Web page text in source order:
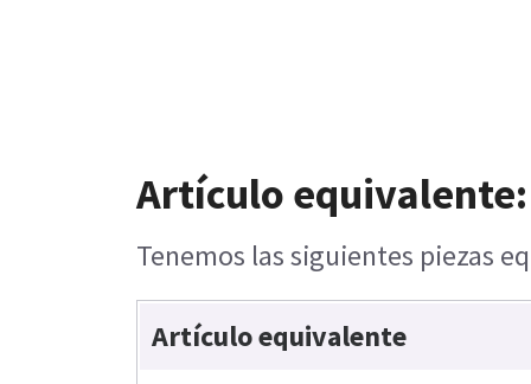
Artículo equivalente:
Tenemos las siguientes piezas
Artículo equivalente